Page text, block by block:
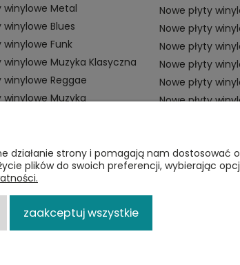
winylowe Metal
winylowe Blues
winylowe Funk
winylowe Muzyka Klasyczna
winylowe Reggae
winylowe Muzyka
Nowe płyty
Nowe płyty
Nowe płyty
Nowe płyty
Nowe płyty
Nowe płyty
ZAMÓWIENIA
Płatności
działanie strony i pomagają nam
plików do swoich preferencji, wybierając
zaakceptuj wszystkie